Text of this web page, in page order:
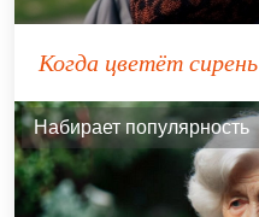
Когда цветёт сирень
Набирает популярность